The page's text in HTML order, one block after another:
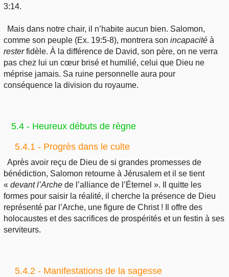
3:14.
Mais dans notre chair, il n’habite aucun bien. Salomon,
comme son peuple (Ex. 19:5-8), montrera son incapacité à
resterfidèle. À la différence de David, son père, on ne verra
pas chez lui un cœur brisé et humilié, celui que Dieu ne
méprise jamais. Sa ruine personnelle aura pour
conséquence la division du royaume.
5.4 - Heureux débuts de règne
5.4.1 - Progrès dans le culte
Après avoir reçu de Dieu de si grandes promesses de
bénédiction, Salomon retourne à Jérusalem et il se tient
« devantl’Arche de l’alliance de l’Éternel ». Il quitte les
formes pour saisir la réalité, il cherche la présence de Dieu
représenté par l’Arche, une figure de Christ ! Il offre des
holocaustes et des sacrifices de prospérités et un festin à ses
serviteurs.
5.4.2 - Manifestations de la sagesse